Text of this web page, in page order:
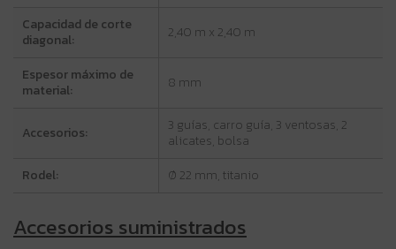
Capacidad de corte
diagonal:
2,40 m x 2,40 m
Espesor máximo de
material:
8 mm
Accesorios:
3 guías, carro guía, 3 ventosas, 2
alicates, bolsa
Rodel:
Ø 22 mm, titanio
Accesorios suministrados